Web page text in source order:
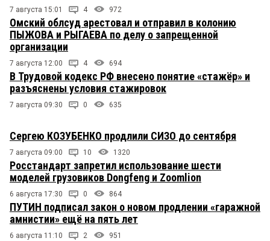
7 августа 15:01 4 972
Омский облсуд арестовал и отправил в колонию
ПЫЖОВА и РЫГАЕВА по делу о запрещенной
организации
7 августа 12:00 4 694
В Трудовой кодекс РФ внесено понятие «стажёр» и
разъяснены условия стажировок
7 августа 09:30 0 635
Сергею КОЗУБЕНКО продлили СИЗО до сентября
7 августа 09:00 10 1320
Росстандарт запретил использование шести
моделей грузовиков Dongfeng и Zoomlion
6 августа 17:30 0 864
ПУТИН подписал закон о новом продлении «гаражной
амнистии» ещё на пять лет
6 августа 11:10 2 951